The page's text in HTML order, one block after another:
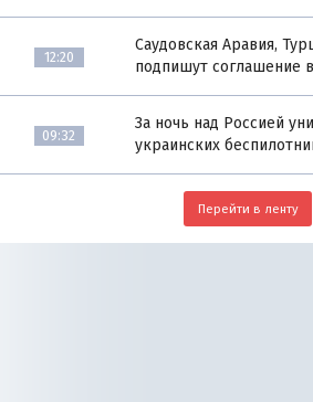
12:20
Саудовская Аравия,
подпишут соглашение
09:32
За ночь над Россией
украинских
Перейти в ленту